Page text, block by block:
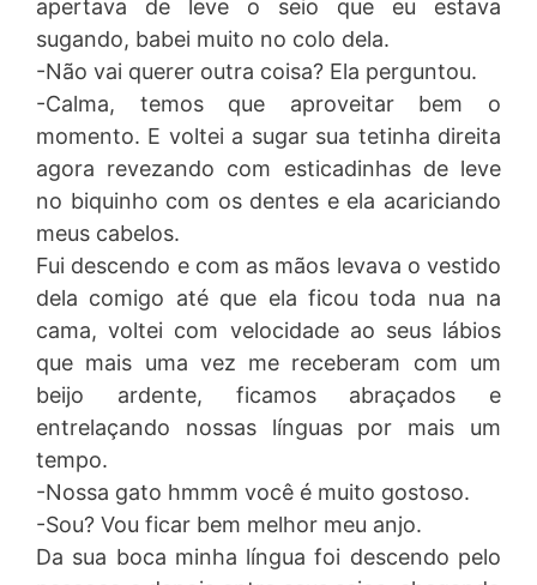
apertava de leve o seio que eu estava
sugando, babei muito no colo dela.
-Não vai querer outra coisa? Ela perguntou.
-Calma, temos que aproveitar bem o
momento. E voltei a sugar sua tetinha direita
agora revezando com esticadinhas de leve
no biquinho com os dentes e ela acariciando
meus cabelos.
Fui descendo e com as mãos levava o vestido
dela comigo até que ela ficou toda nua na
cama, voltei com velocidade ao seus lábios
que mais uma vez me receberam com um
beijo ardente, ficamos abraçados e
entrelaçando nossas línguas por mais um
tempo.
-Nossa gato hmmm você é muito gostoso.
-Sou? Vou ficar bem melhor meu anjo.
Da sua boca minha língua foi descendo pelo